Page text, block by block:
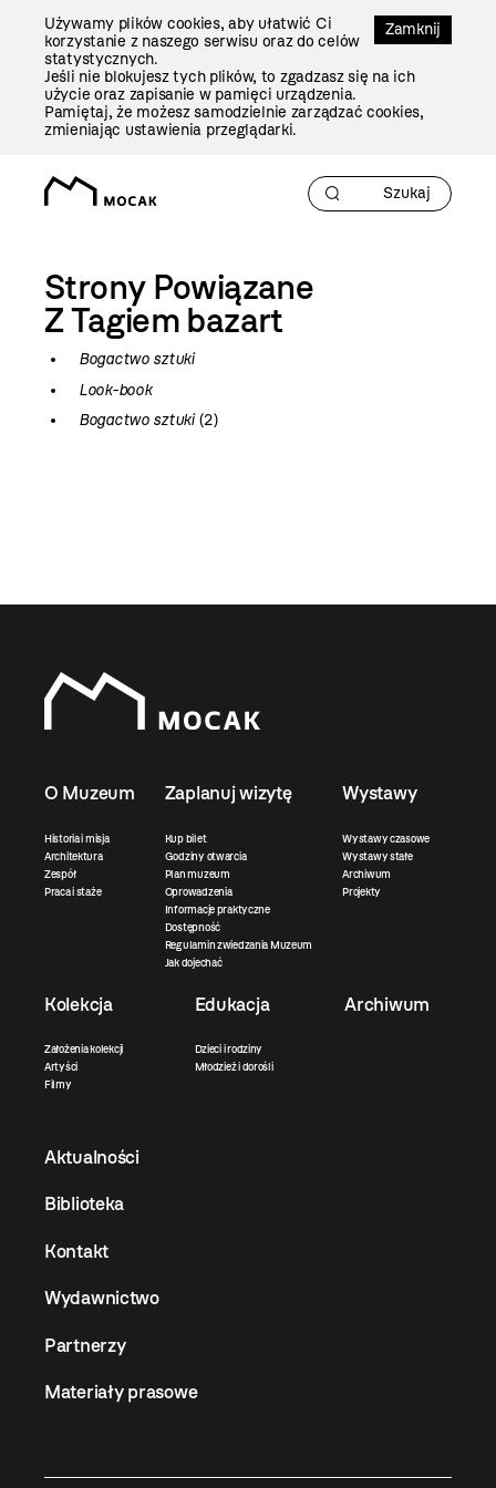
Zamknij
Używamy plików cookies, aby ułatwić Ci
korzystanie z naszego serwisu oraz do celów
statystycznych.
Jeśli nie blokujesz tych plików, to zgadzasz się na ich
użycie oraz zapisanie w pamięci urządzenia.
Pamiętaj, że możesz samodzielnie zarządzać cookies,
zmieniając ustawienia przeglądarki.
Strony Powiązane
Z Tagiem bazart
Bogactwo sztuki
Look-book
Bogactwo sztuki(2)
O Muzeum
Historia i misja
Architektura
Zespół
Praca i staże
Zaplanuj wizytę
Kup bilet
Godziny otwarcia
Plan muzeum
Oprowadzenia
Informacje praktyczne
Dostępność
Regulamin zwiedzania Muzeum
Jak dojechać
Wystawy
Wystawy czasowe
Wystawy stałe
Archiwum
Projekty
Kolekcja
Założenia kolekcji
Artyści
Filmy
Edukacja
Dzieci i rodziny
Młodzież i dorośli
Archiwum
Aktualności
Biblioteka
Kontakt
Wydawnictwo
Partnerzy
Materiały prasowe